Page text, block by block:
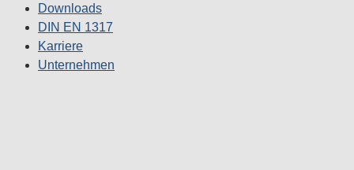
Downloads
DIN EN 1317
Karriere
Unternehmen